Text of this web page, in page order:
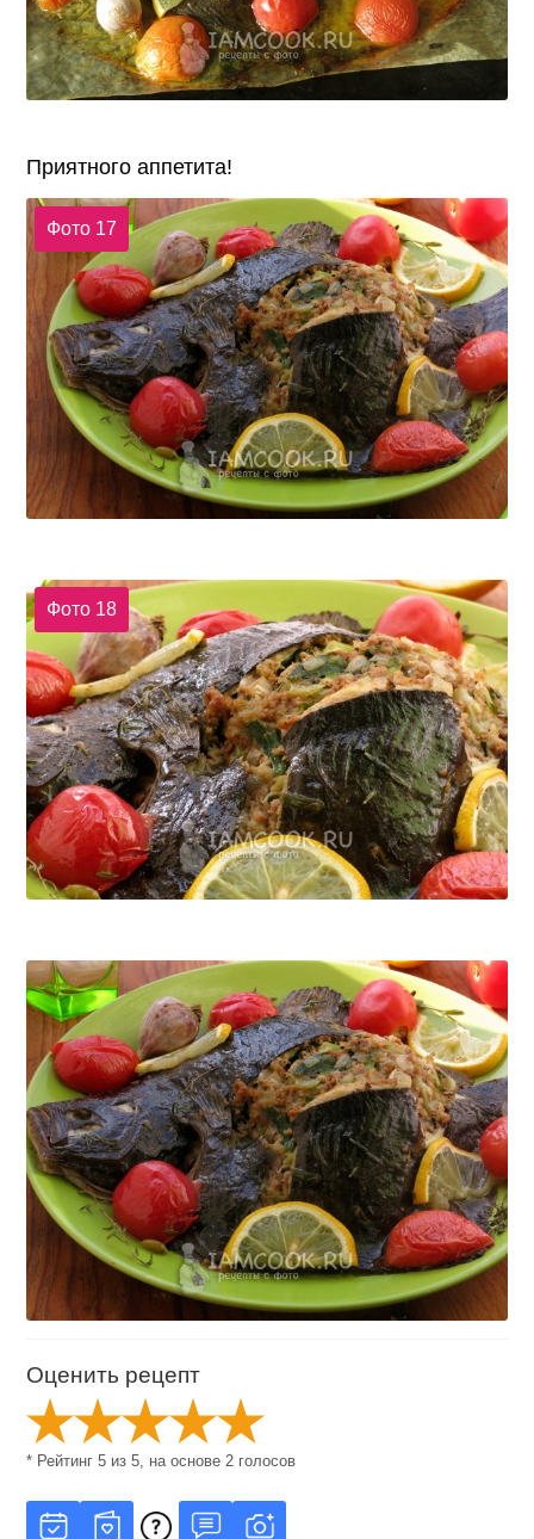
Приятного аппетита!
Фото 17
Фото 18
Оценить рецепт
* Рейтинг5 из5, на основе2 голосов